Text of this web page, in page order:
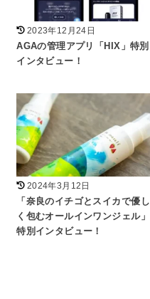
2023年12月24日
AGAの管理アプリ「HIX」特別
インタビュー！
2024年3月12日
「奈良のイチゴとスイカで優し
く包むオールインワンジェル」
特別インタビュー！